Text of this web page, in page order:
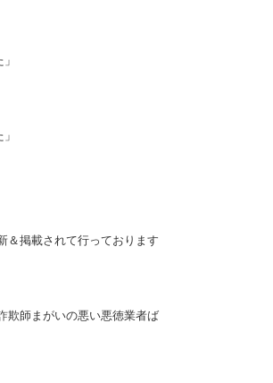
＆掲載されて行っております
欺師まがいの悪い悪徳業者ば